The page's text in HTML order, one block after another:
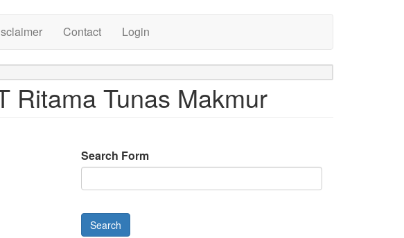
Contact Login
Ritama Tunas Makmur
Search Form
Search